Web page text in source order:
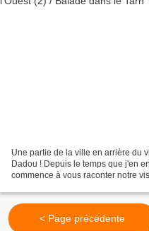
Une partie de la ville en arrière du
Dadou ! Depuis le temps que j'en
commence à vous raconter notre
< Page précédente